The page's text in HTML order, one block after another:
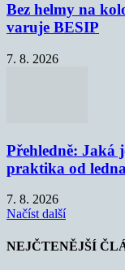
Bez helmy na
varuje BESIP
7. 8. 2026
Přehledně: Jaká
praktika od
7. 8. 2026
Načíst další
NEJČTENĚJŠÍ